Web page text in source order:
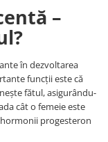
–
în dezvoltarea
funcții este că
fătul, asigurându-
cât o femeie este
progesteron